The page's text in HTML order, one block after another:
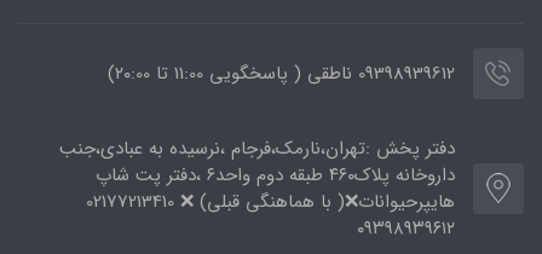
09398939612 ناطقی ( پاسخگویی 11:00 تا ۲۰:00)
دفتر پخش :تهران،نارمک،فرجام ،نرسیده به عبادی،جنب
داروخانه پلاک۴۶۰ طبقه دوم واحد۶ ،دفتر پت شاپ
هایپرحیوانات❌( با هماهنگی قبلی) ❌ 02177213410
۰۹۳۹۸۹۳۹۶۱۲